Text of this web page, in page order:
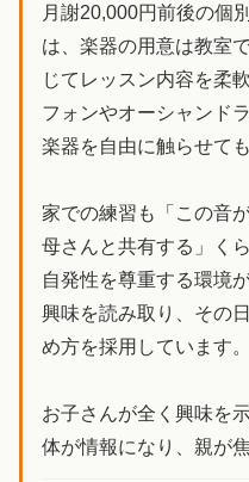
月謝20,000円前後の個
は、楽器の用意は教室
じてレッスン内容を柔
フォンやオーシャンド
楽器を自由に触らせて
家での練習も「この音
母さんと共有する」く
自発性を尊重する環境
興味を読み取り、その
め方を採用しています。
お子さんが全く興味を
体が情報になり、親が